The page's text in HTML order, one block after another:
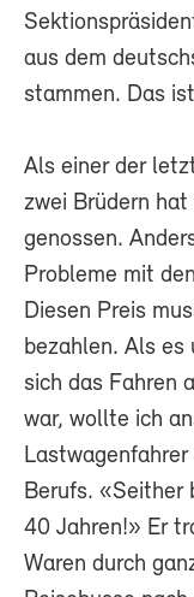
aus dem
stammen. Das
Als einer der
zwei Brüdern
genossen.
Probleme mit
Diesen Preis
bezahlen. Als es
sich das Fahren
war, wollte ich
Berufs. «Seither
40 Jahren!» Er
Waren durch